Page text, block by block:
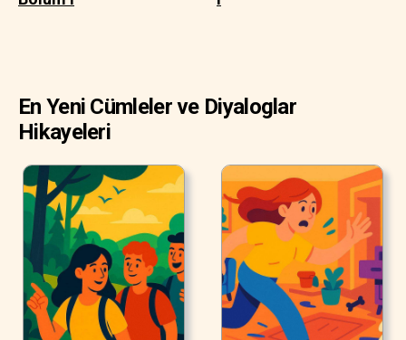
En Yeni Cümleler ve Diyaloglar
Hikayeleri